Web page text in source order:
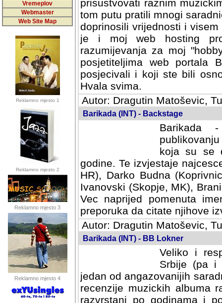
Vremeplov
Webmaster
Web Site Map
Reklamno mjesto 1
Reklamno mjesto 2
Reklamno mjesto 3
Reklamno mjesto 4
prisustvovati raznim
tom putu pratili mnogi
doprinosili vrijednosti i
je i moj web hosting
razumijevanja za moj
posjetiteljima web portala
posjecivali i koji ste bili
Hvala svima.
Autor: Dragutin Matoševic,
Barikada (INT) - Backstage
Barikada
koja su se
godine. Te izvjestaje
HR), Darko Budna
Ivanovski (Skopje, MK),
Vec naprijed pomenuta
preporuka da citate njihove
Autor: Dragutin Matoševic,
Barikada (INT) - BB Lokner
Veliko i
Srbije (pa i
jedan od angazovanijih
recenzije muzickih albuma
razvrstani po godinama i po